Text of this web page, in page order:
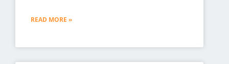
READ MORE »